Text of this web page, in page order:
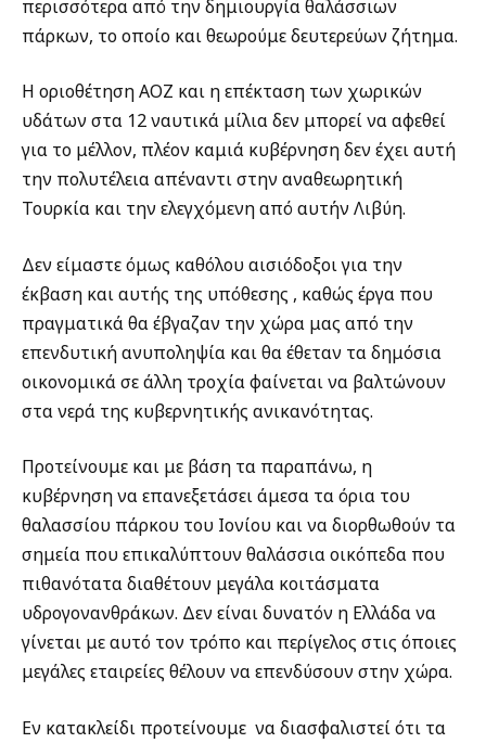
περισσότερα από την δημιουργία θαλάσσιων
πάρκων, το οποίο και θεωρούμε δευτερεύων ζήτημα.
Η οριοθέτηση ΑΟΖ και η επέκταση των χωρικών
υδάτων στα 12 ναυτικά μίλια δεν μπορεί να αφεθεί
για το μέλλον, πλέον καμιά κυβέρνηση δεν έχει αυτή
την πολυτέλεια απέναντι στην αναθεωρητική
Τουρκία και την ελεγχόμενη από αυτήν Λιβύη.
Δεν είμαστε όμως καθόλου αισιόδοξοι για την
έκβαση και αυτής της υπόθεσης , καθώς έργα που
πραγματικά θα έβγαζαν την χώρα μας από την
επενδυτική ανυποληψία και θα έθεταν τα δημόσια
οικονομικά σε άλλη τροχία φαίνεται να βαλτώνουν
στα νερά της κυβερνητικής ανικανότητας.
Προτείνουμε και με βάση τα παραπάνω, η
κυβέρνηση να επανεξετάσει άμεσα τα όρια του
θαλασσίου πάρκου του Ιονίου και να διορθωθούν τα
σημεία που επικαλύπτουν θαλάσσια οικόπεδα που
πιθανότατα διαθέτουν μεγάλα κοιτάσματα
υδρογονανθράκων. Δεν είναι δυνατόν η Ελλάδα να
γίνεται με αυτό τον τρόπο και περίγελος στις όποιες
μεγάλες εταιρείες θέλουν να επενδύσουν στην χώρα.
Εν κατακλείδι προτείνουμε να διασφαλιστεί ότι τα